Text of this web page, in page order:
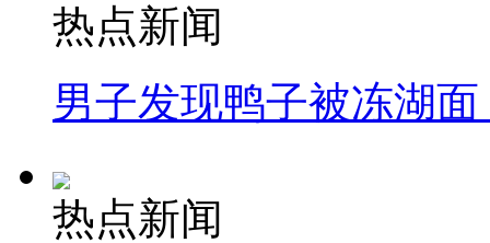
热点新闻
男子发现鸭子被冻湖
热点新闻